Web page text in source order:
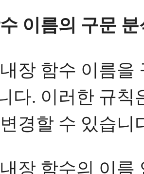
이름의 구문 분
장 함수 이름을
다. 이러한 규칙
경할 수 있습니
장 함수의 이름